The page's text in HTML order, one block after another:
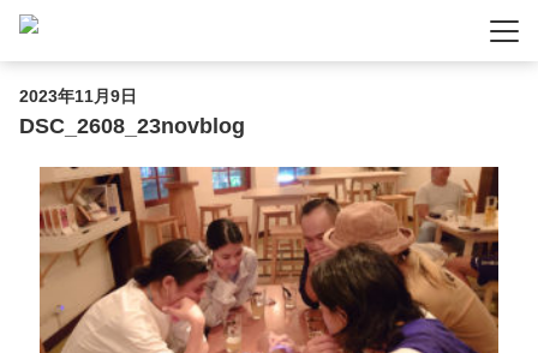
2023年11月9日
DSC_2608_23novblog